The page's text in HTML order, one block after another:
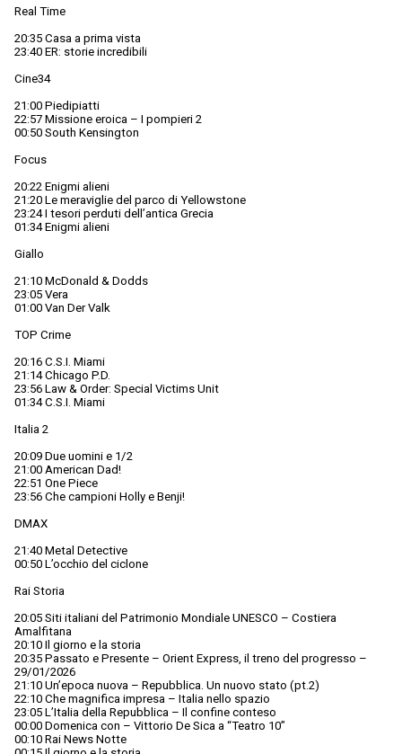
Real Time
20:35 Casa a prima vista
23:40 ER: storie incredibili
Cine34
21:00 Piedipiatti
22:57 Missione eroica – I pompieri 2
00:50 South Kensington
Focus
20:22 Enigmi alieni
21:20 Le meraviglie del parco di Yellowstone
23:24 I tesori perduti dell’antica Grecia
01:34 Enigmi alieni
Giallo
21:10 McDonald & Dodds
23:05 Vera
01:00 Van Der Valk
TOP Crime
20:16 C.S.I. Miami
21:14 Chicago P.D.
23:56 Law & Order: Special Victims Unit
01:34 C.S.I. Miami
Italia 2
20:09 Due uomini e 1/2
21:00 American Dad!
22:51 One Piece
23:56 Che campioni Holly e Benji!
DMAX
21:40 Metal Detective
00:50 L’occhio del ciclone
Rai Storia
20:05 Siti italiani del Patrimonio Mondiale UNESCO – Costiera
Amalfitana
20:10 Il giorno e la storia
20:35 Passato e Presente – Orient Express, il treno del progresso –
29/01/2026
21:10 Un’epoca nuova – Repubblica. Un nuovo stato (pt.2)
22:10 Che magnifica impresa – Italia nello spazio
23:05 L’Italia della Repubblica – Il confine conteso
00:00 Domenica con – Vittorio De Sica a “Teatro 10”
00:10 Rai News Notte